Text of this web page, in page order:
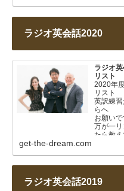
ラジオ英会話2020
ラジオ
リスト
2020年
リスト
英訳練
らへ
お願い
万が一
たら教え
このペ
get-the-dream.com
ラジオ英会話2019